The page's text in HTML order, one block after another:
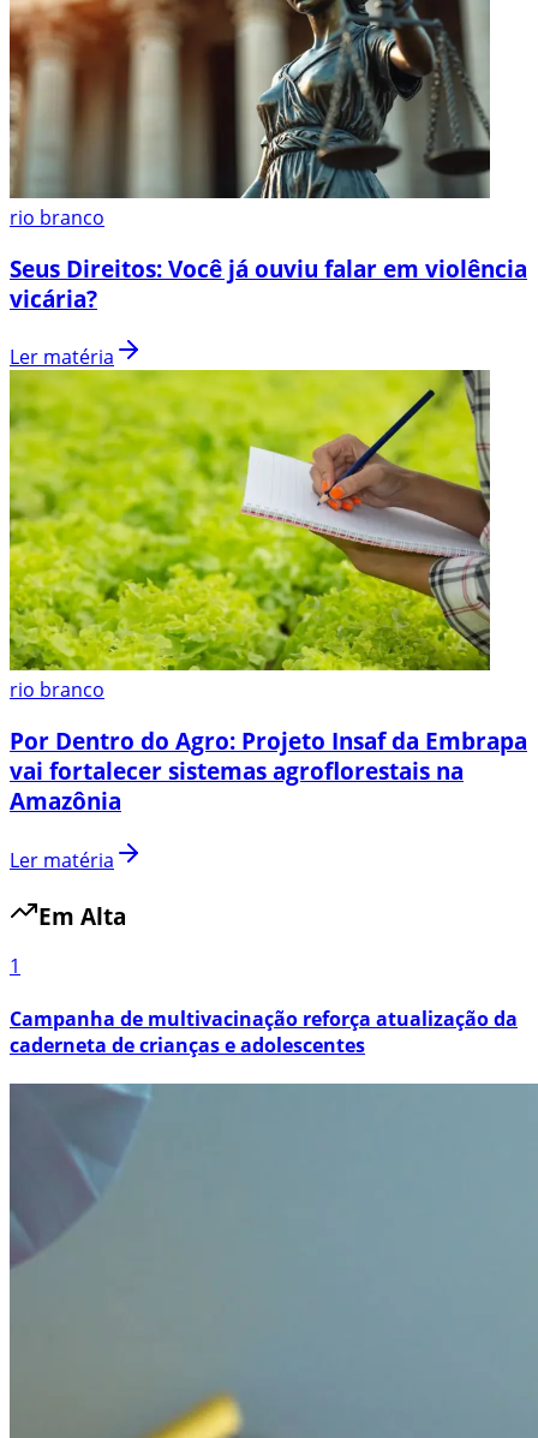
rio branco
Seus Direitos: Você já ouviu falar em violência
vicária?
Ler matéria
rio branco
Por Dentro do Agro: Projeto Insaf da Embrapa
vai fortalecer sistemas agroflorestais na
Amazônia
Ler matéria
Em Alta
1
Campanha de multivacinação reforça atualização da
caderneta de crianças e adolescentes